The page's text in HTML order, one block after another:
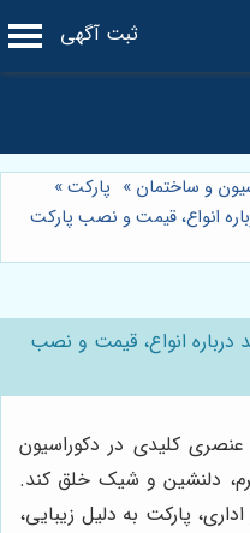
ثبت آگهی
و ساختمان » پارکت»
انواع، قیمت و نصب پارکت
درباره انواع، قیمت و نصب
کلیدی در دکوراسیون
دلنشین و شیک خلق کند.
پارکت به دلیل زیبایی،